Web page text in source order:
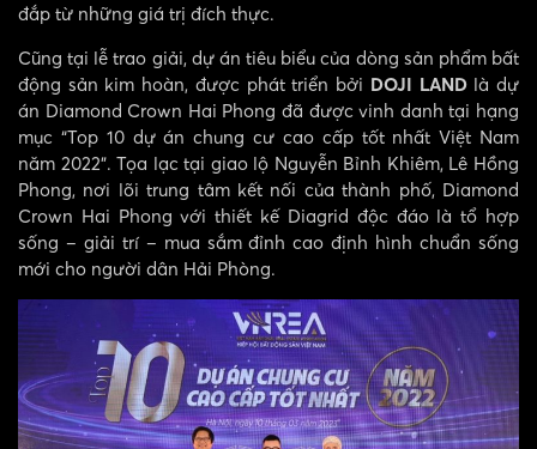
đắp từ những giá trị đích thực.
Cũng tại lễ trao giải, dự án tiêu biểu của dòng sản phẩm bất
động sản kim hoàn, được phát triển bởi DOJI LANDlà dự
án Diamond Crown Hai Phong đã được vinh danh tại hạng
mục “Top 10 dự án chung cư cao cấp tốt nhất Việt Nam
năm 2022”. Tọa lạc tại giao lộ Nguyễn Bỉnh Khiêm, Lê Hồng
Phong, nơi lõi trung tâm kết nối của thành phố, Diamond
Crown Hai Phong với thiết kế Diagrid độc đáo là tổ hợp
sống – giải trí – mua sắm đỉnh cao định hình chuẩn sống
mới cho người dân Hải Phòng.